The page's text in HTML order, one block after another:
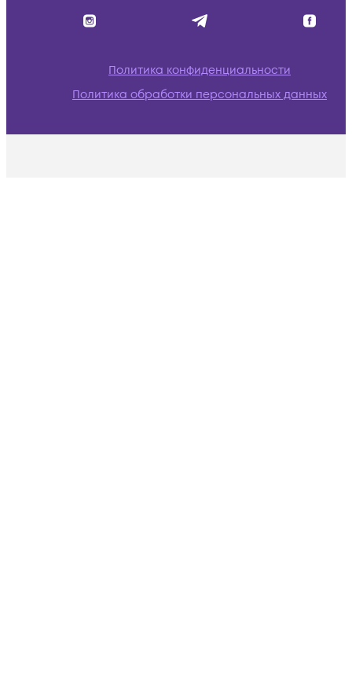
Политика конфиденциальности
Политика обработки персональных данных